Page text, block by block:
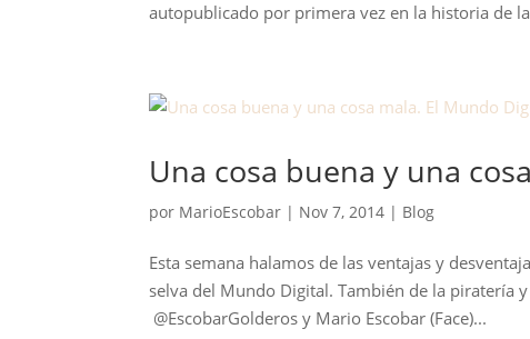
autopublicado por primera vez en la historia de
Una cosa buena y una
por MarioEscobar | Nov 7, 2014 | Blog
Esta semana halamos de las ventajas y
selva del Mundo Digital. También de la piratería
@EscobarGolderos y Mario Escobar (Face)...